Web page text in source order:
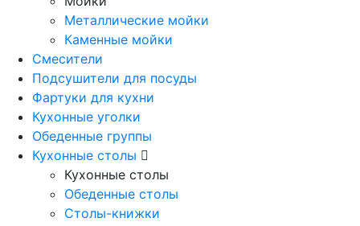
Металлические мойки
Каменные мойки
Смесители
Подсушители для посуды
Фартуки для кухни
Кухонные уголки
Обеденные группы
Кухонные столы
Кухонные столы
Обеденные столы
Столы-книжки